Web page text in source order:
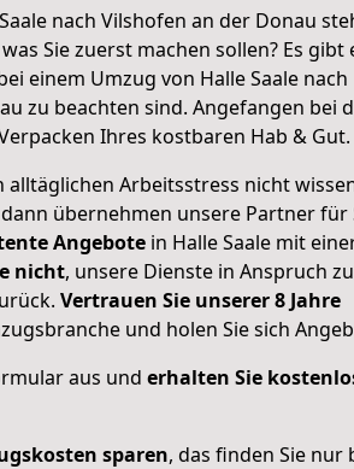
nach Vilshofen an der Donau
Sie zuerst machen sollen? Es gibt
einem Umzug von Halle Saale nach
zu beachten sind. Angefangen bei
Ihres kostbaren Hab & Gut.
alltäglichen Arbeitsstress nicht
übernehmen unsere Partner für
Angebote in Halle Saale mit
nicht, unsere Dienste in Anspruch
Vertrauen Sie unserer 8 Jahre
und holen Sie sich
aus und erhalten Sie
sparen, das finden Sie nur